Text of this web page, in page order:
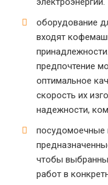
оборудование
входят
предпочтение
оптимальное
скорость их
надежности,
посудомоечные
чтобы
работ в